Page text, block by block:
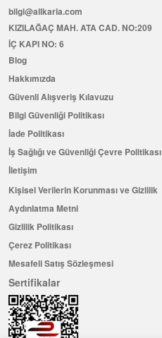
bilgi@allkaria.com
KIZILAĞAÇ MAH. ATA CAD. NO:209
İÇ KAPI NO: 6
Blog
Hakkımızda
Güvenli Alışveriş Kılavuzu
Bilgi Güvenliği Politikası
İade Politikası
İş Sağlığı ve Güvenliği Çevre Politikası
İletişim
Kişisel Verilerin Korunması ve Gizlilik
Aydınlatma Metni
Gizlilik Politikası
Çerez Politikası
Mesafeli Satış Sözleşmesi
Sertifikalar